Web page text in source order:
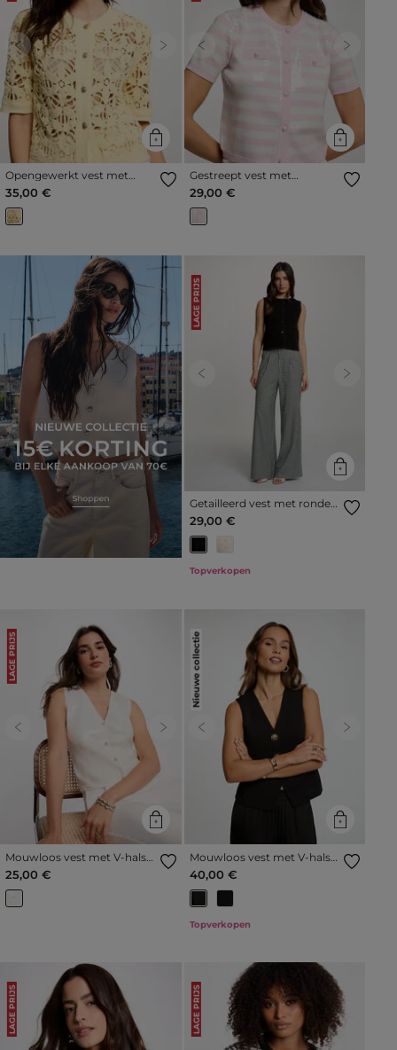
Previous Next
Opengewerkt vest met
ronde hals pastel geel
vrouw
35,00 €
Previous Next
Gestreept vest met
pailletten roze vrouw
29,00 €
LAGE PRIJS
Previous Next
Getailleerd vest met ronde
hals zwart vrouw
29,00 €
Topverkopen
LAGE PRIJS
Previous Next
Mouwloos vest met V-hals
helder wit vrouw
25,00 €
Nieuwe collectie
Previous Next
Mouwloos vest met V-hals
zwart vrouw
40,00 €
Topverkopen
LAGE PRIJS LAGE PRIJS